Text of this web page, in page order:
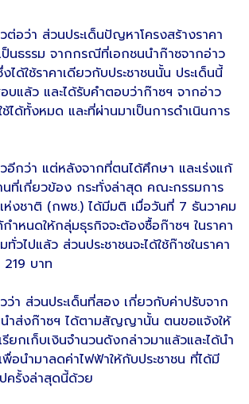
อว่า ส่วนประเด็นปัญหาโครงสร้างราคา
ป็นธรรม จากกรณีที่เอกชนนำก๊าซจากอ่าว
ได้ใช้ราคาเดียวกับประชาชนนั้น ประเด็นนี้
บแล้ว และได้รับคำตอบว่าก๊าซฯ จากอ่าว
ได้ทั้งหมด และที่ผ่านมาเป็นการดำเนินการ
อีกว่า แต่หลังจากที่ตนได้ศึกษา และเร่งแก้
ที่เกี่ยวข้อง กระทั่งล่าสุด คณะกรรมการ
งชาติ (กพช.) ได้มีมติ เมื่อวันที่ 7 ธันวาคม
ำหนดให้กลุ่มธุรกิจจะต้องซื้อก๊าซฯ ในราคา
วไปแล้ว ส่วนประชาชนจะได้ใช้ก๊าซในราคา
บาท
า ส่วนประเด็นที่สอง เกี่ยวกับค่าปรับจาก
นำส่งก๊าซฯ ได้ตามสัญญานั้น ตนขอแจ้งให้
ยกเก็บเงินจำนวนดังกล่าวมาแล้วและได้นำ
อนำมาลดค่าไฟฟ้าให้กับประชาชน ที่ได้มี
ปครั้งล่าสุดนี้ด้วย